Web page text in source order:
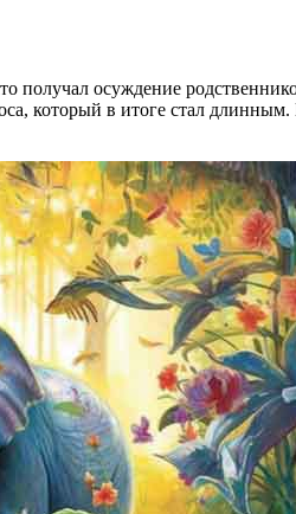
осуждение
который в итоге стал